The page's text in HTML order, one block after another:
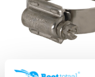
Uitlaatklem HTM65